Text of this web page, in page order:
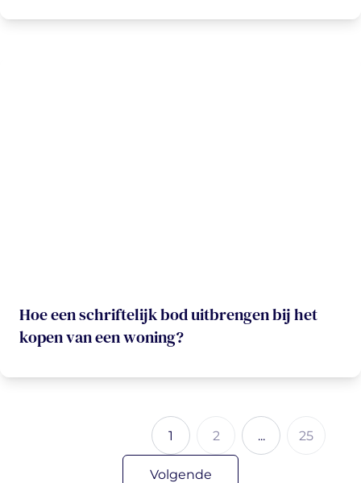
Hoe een schriftelijk bod uitbrengen bij het
kopen van een woning?
1 2 ... 25
Volgende